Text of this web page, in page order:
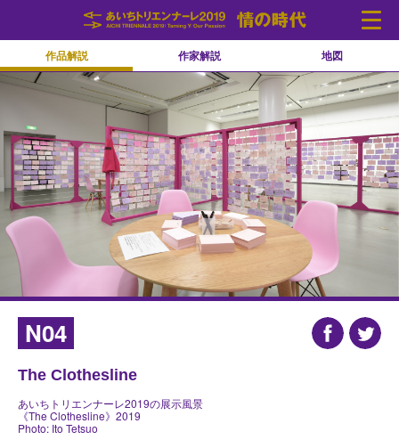
Language
日本語
English
한국어
中文(简化字)
中文(繁體字)
Español
Português
ニュース 開催概要
アーティスト イベント
会場 アクセス
チケット 連携事業
作品解説 作家解説 地図
The Clothesline
あいちトリエンナーレ2019の展示風景
《The Clothesline》2019
Photo: Ito Tetsuo
N04